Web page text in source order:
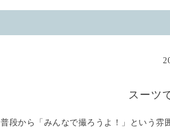
スーツ
普段から「みんなで撮ろうよ！」という雰